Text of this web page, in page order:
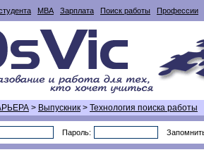
MBA Зарплата Поиск работы Профессии
> Выпускник > Технология поиска работы
Пароль: